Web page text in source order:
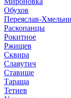
Обухов
Переяслав-
Раскопанцы
Рокитное
Ржищев
Сквира
Славутич
Ставище
Тараща
Тетиев